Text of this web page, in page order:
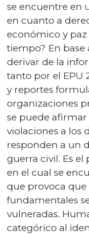
se encuentre en
en cuanto a
económico y
tiempo? En base
derivar de la
tanto por el EPU
y reportes
organizaciones
se puede
violaciones a los
responden a un
guerra civil. Es
en el cual se
que provoca que
fundamentales
vulneradas.
categórico al